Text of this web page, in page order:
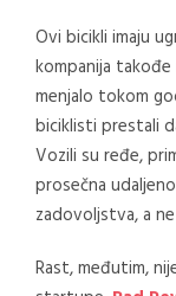
Ovi bicikli imaju
kompanija
menjalo tokom
biciklisti prestali
Vozili su ređe,
prosečna
zadovoljstva, a
Rast, međutim,